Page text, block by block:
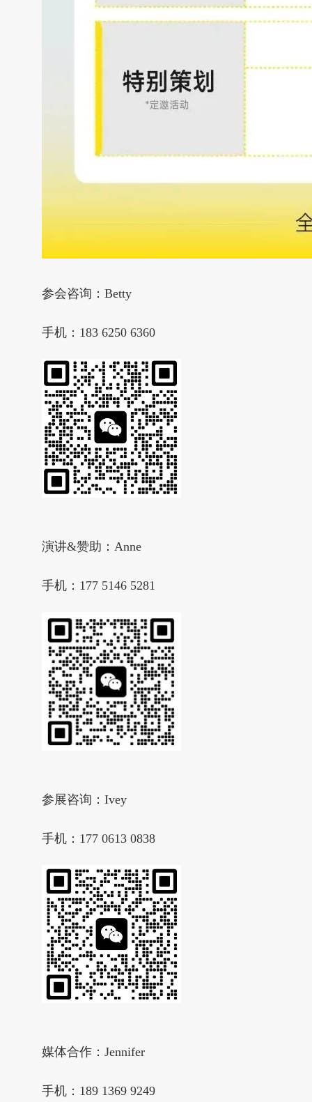
参会咨询：Betty
手机：183 6250 6360
演讲&赞助：Anne
手机：177 5146 5281
参展咨询：Ivey
手机：177 0613 0838
媒体合作：Jennifer
手机：189 1369 9249